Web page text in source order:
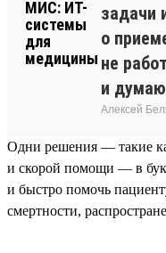
задачи
о
не
и
Алексей
Одни решения — такие
и скорой помощи — в
и быстро помочь
смертности,